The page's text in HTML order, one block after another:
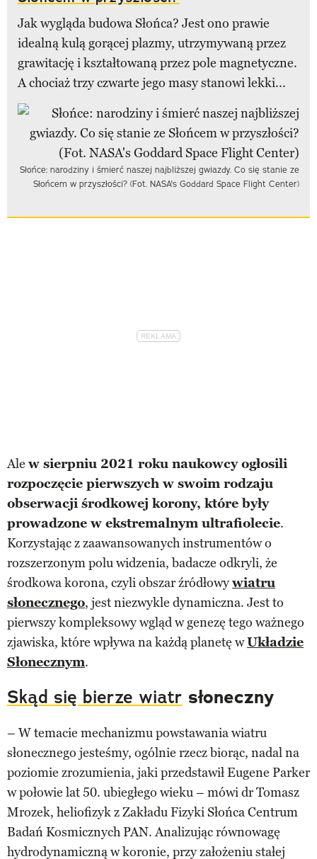
Jak wygląda budowa Słońca? Jest ono prawie
idealną kulą gorącej plazmy, utrzymywaną przez
grawitację i kształtowaną przez pole magnetyczne.
A chociaż trzy czwarte jego masy stanowi lekki...
Słońce: narodziny i śmierć naszej najbliższej gwiazdy. Co się stanie ze
Słońcem w przyszłości? (Fot. NASA's Goddard Space Flight Center)
Ale w sierpniu 2021 roku naukowcy ogłosili
rozpoczęcie pierwszych w swoim rodzaju
obserwacji środkowej korony, które były
prowadzone w ekstremalnym ultrafiolecie.
Korzystając z zaawansowanych instrumentów o
rozszerzonym polu widzenia, badacze odkryli, że
środkowa korona, czyli obszar źródłowywiatru
słonecznego, jest niezwykle dynamiczna. Jest to
pierwszy kompleksowy wgląd w genezę tego ważnego
zjawiska, które wpływa na każdą planetę wUkładzie
Słonecznym.
Skąd się bierze wiatr słoneczny
– W temacie mechanizmu powstawania wiatru
słonecznego jesteśmy, ogólnie rzecz biorąc, nadal na
poziomie zrozumienia, jaki przedstawił Eugene Parker
w połowie lat 50. ubiegłego wieku – mówi dr Tomasz
Mrozek, heliofizyk z Zakładu Fizyki Słońca Centrum
Badań Kosmicznych PAN. Analizując równowagę
hydrodynamiczną w koronie, przy założeniu stałej